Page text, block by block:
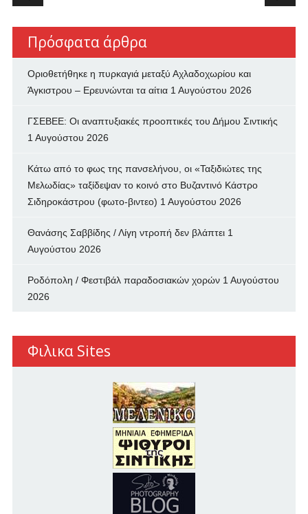
Πρόσφατα άρθρα
Οριοθετήθηκε η πυρκαγιά μεταξύ Αχλαδοχωρίου και
Άγκιστρου – Ερευνώνται τα αίτια 1 Αυγούστου 2026
ΓΣΕΒΕΕ: Οι αναπτυξιακές προοπτικές του Δήμου Σιντικής
1 Αυγούστου 2026
Κάτω από το φως της πανσελήνου, οι «Ταξιδιώτες της
Μελωδίας» ταξίδεψαν το κοινό στο Βυζαντινό Κάστρο
Σιδηροκάστρου (φωτο-βιντεο) 1 Αυγούστου 2026
Θανάσης Σαββίδης / Λίγη ντροπή δεν βλάπτει 1
Αυγούστου 2026
Ροδόπολη / Φεστιβάλ παραδοσιακών χορών 1 Αυγούστου
2026
Φιλικα Sites